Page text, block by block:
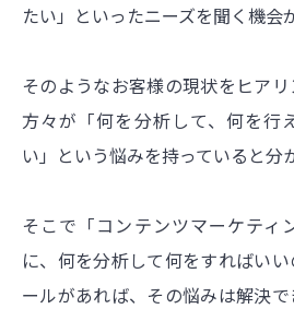
たい」といったニーズを聞く機会
そのようなお客様の現状をヒア
方々が「何を分析して、何を行
い」という悩みを持っていると分
そこで「コンテンツマーケティ
に、何を分析して何をすればい
ールがあれば、その悩みは解決